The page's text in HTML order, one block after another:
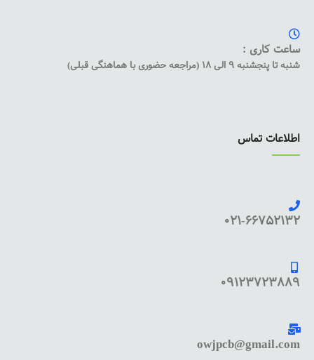
ساعت کاری :
شنبه تا پنجشنبه 9 الی 18 (مراجعه حضوری با هماهنگی قبلی)
اطلاعات تماس
021-66752132
09123723889
owjpcb@gmail.com